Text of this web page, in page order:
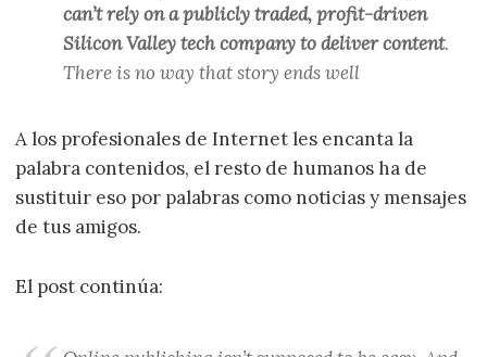
can’t rely on a publicly traded, profit-driven
Silicon Valley tech company to deliver content.
There is no way that story ends well
A los profesionales de Internet les encanta la
palabra contenidos, el resto de humanos ha de
sustituir eso por palabras como noticias y mensajes
de tus amigos.
El post continúa: